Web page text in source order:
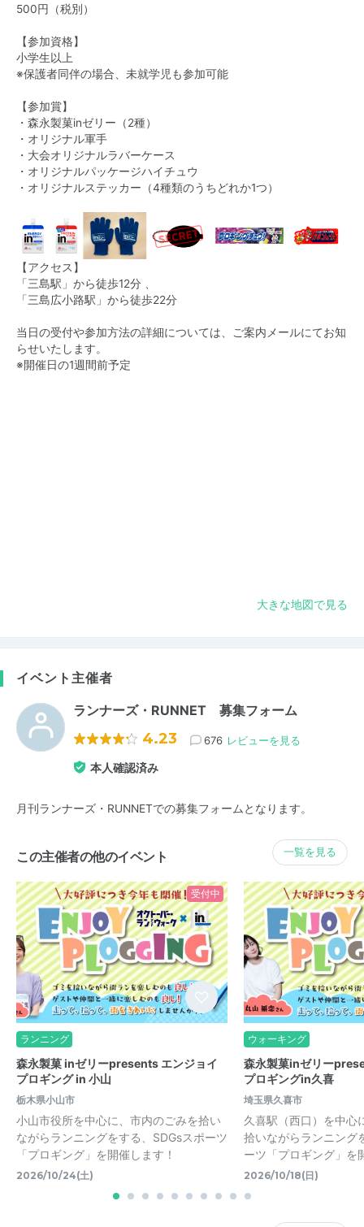
500円（税別）
【参加資格】
小学生以上
※保護者同伴の場合、未就学児も参加可能
【参加賞】
・森永製菓inゼリー（2種）
・オリジナル軍手
・大会オリジナルラバーケース
・オリジナルパッケージハイチュウ
・オリジナルステッカー（4種類のうちどれか1つ）
【アクセス】
「三島駅」から徒歩12分 、
「三島広小路駅」から徒歩22分
当日の受付や参加方法の詳細については、ご案内メールにてお知
らせいたします。
※開催日の1週間前予定
大きな地図で見る
イベント主催者
ランナーズ・RUNNET 募集フォーム
4.23 676 レビューを見る
本人確認済み
月刊ランナーズ・RUNNETでの募集フォームとなります。
この主催者の他のイベント 一覧を見る
受付中
ランニング
森永製菓 inゼリーpresents エンジョイ
プロギング in 小山
栃木県小山市
小山市役所を中心に、市内のごみを拾い
ながらランニングをする、SDGsスポーツ
「プロギング」を開催します！
2026/10/24(土)
ウォーキング
森永製菓inゼリー
プロギングin久喜
埼玉県久喜市
久喜駅（西口）を中心
拾いながらランニング
ーツ「プロギング」を
2026/10/18(日)